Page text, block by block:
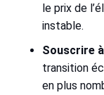
le prix de
instable.
Souscrire
transition
en plus